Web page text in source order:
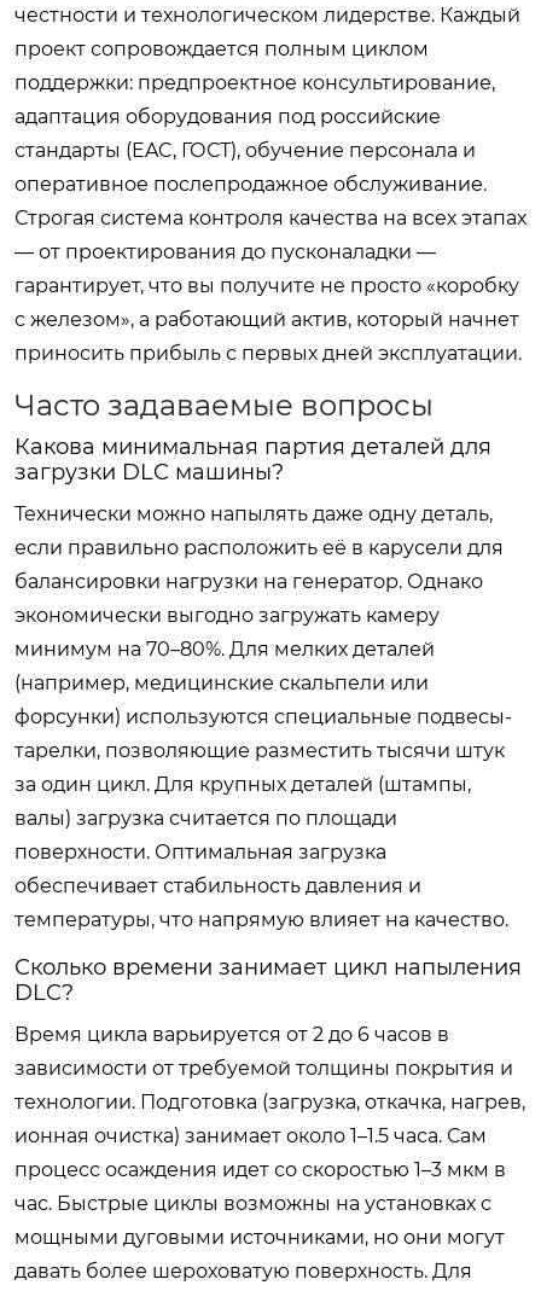
честности и технологическом лидерстве. Каждый
проект сопровождается полным циклом
поддержки: предпроектное консультирование,
адаптация оборудования под российские
стандарты (EAC, ГОСТ), обучение персонала и
оперативное послепродажное обслуживание.
Строгая система контроля качества на всех этапах
— от проектирования до пусконаладки —
гарантирует, что вы получите не просто «коробку
с железом», а работающий актив, который начнет
приносить прибыль с первых дней эксплуатации.
Часто задаваемые вопросы
Какова минимальная партия деталей для
загрузки DLC машины?
Технически можно напылять даже одну деталь,
если правильно расположить её в карусели для
балансировки нагрузки на генератор. Однако
экономически выгодно загружать камеру
минимум на 70–80%. Для мелких деталей
(например, медицинские скальпели или
форсунки) используются специальные подвесы-
тарелки, позволяющие разместить тысячи штук
за один цикл. Для крупных деталей (штампы,
валы) загрузка считается по площади
поверхности. Оптимальная загрузка
обеспечивает стабильность давления и
температуры, что напрямую влияет на качество.
Сколько времени занимает цикл напыления
DLC?
Время цикла варьируется от 2 до 6 часов в
зависимости от требуемой толщины покрытия и
технологии. Подготовка (загрузка, откачка, нагрев,
ионная очистка) занимает около 1–1.5 часа. Сам
процесс осаждения идет со скоростью 1–3 мкм в
час. Быстрые циклы возможны на установках с
мощными дуговыми источниками, но они могут
давать более шероховатую поверхность. Для